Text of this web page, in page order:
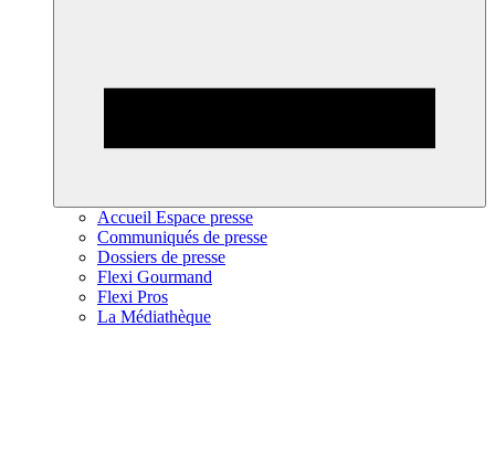
Accueil Espace presse
Communiqués de presse
Dossiers de presse
Flexi Gourmand
Flexi Pros
La Médiathèque